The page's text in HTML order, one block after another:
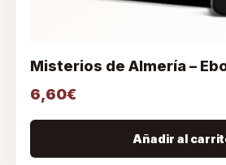
Misterios de Almería –
6,60€
Añadir al